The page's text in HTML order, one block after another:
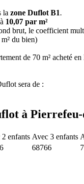
la zone Duflot B1.
à 10,07 par m²
brut, le coefficient
du bien)
de 70 m² acheté
sera de :
à
enfants Avec 3 enfants
68766